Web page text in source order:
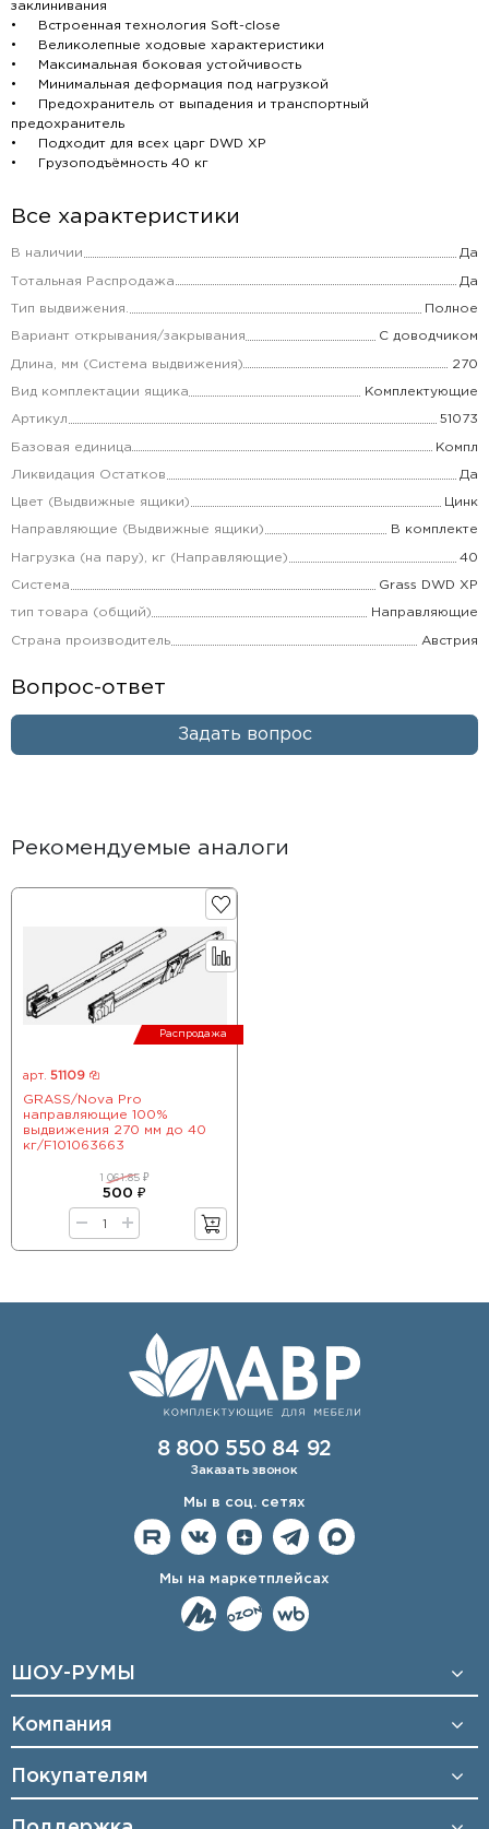
заклинивания
• Встроенная технология Soft-close
• Великолепные ходовые характеристики
• Максимальная боковая устойчивость
• Минимальная деформация под нагрузкой
• Предохранитель от выпадения и транспортный
предохранитель
• Подходит для всех царг DWD XP
• Грузоподъёмность 40 кг
Все характеристики
В наличии Да
Тотальная Распродажа Да
Тип выдвижения. Полное
Вариант открывания/закрывания С доводчиком
Длина, мм (Система выдвижения) 270
Вид комплектации ящика Комплектующие
Артикул 51073
Базовая единица Компл
Ликвидация Остатков Да
Цвет (Выдвижные ящики) Цинк
Направляющие (Выдвижные ящики) В комплекте
Нагрузка (на пару), кг (Направляющие) 40
Система Grass DWD XP
тип товара (общий) Направляющие
Страна производитель Австрия
Вопрос-ответ
Задать вопрос
Рекомендуемые аналоги
Распродажа
арт. 51109
GRASS/Nova Pro
направляющие 100%
выдвижения 270 мм до 40
кг/F101063663
1 061.85 ₽
500 ₽
8 800 550 84 92
Заказать звонок
Мы в соц. сетях
Мы на маркетплейсах
ШОУ-РУМЫ
Компания
Покупателям